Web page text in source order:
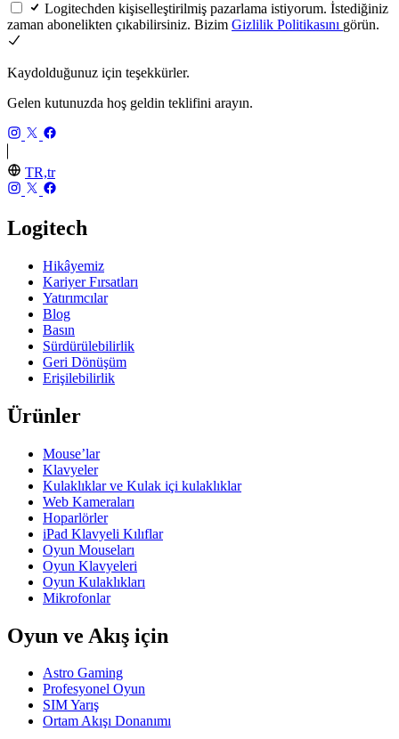
Logitechden kişiselleştirilmiş pazarlama istiyorum. İstediğiniz
zaman abonelikten çıkabilirsiniz. Bizim Gizlilik Politikasını görün.
Kaydolduğunuz için teşekkürler.
Gelen kutunuzda hoş geldin teklifini arayın.
TR,tr
Logitech
Hikâyemiz
Kariyer Fırsatları
Yatırımcılar
Blog
Basın
Sürdürülebilirlik
Geri Dönüşüm
Erişilebilirlik
Ürünler
Mouse’lar
Klavyeler
Kulaklıklar ve Kulak içi kulaklıklar
Web Kameraları
Hoparlörler
iPad Klavyeli Kılıflar
Oyun Mouseları
Oyun Klavyeleri
Oyun Kulaklıkları
Mikrofonlar
Oyun ve Akış için
Astro Gaming
Profesyonel Oyun
SIM Yarış
Ortam Akışı Donanımı